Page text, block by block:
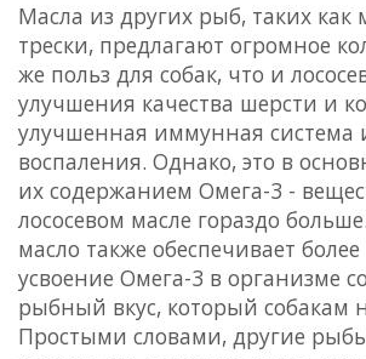
Масла из других рыб, таких как
трески, предлагают огромное
же польз для собак, что и
улучшения качества шерсти и
улучшенная иммунная система
воспаления. Однако, это в
их содержанием Омега-3 -
лососевом масле гораздо
масло также обеспечивает
усвоение Омега-3 в организме
рыбный вкус, который собакам
Простыми словами, другие